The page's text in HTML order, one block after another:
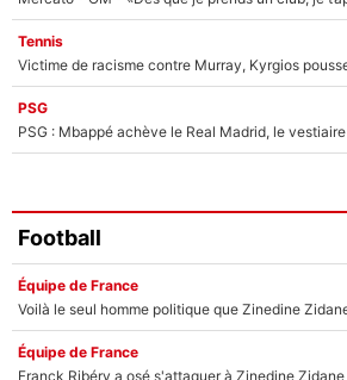
Tennis
PSG
PSG : Mbappé achève le Real Madrid, le
Football
Équipe de France
Équipe de France